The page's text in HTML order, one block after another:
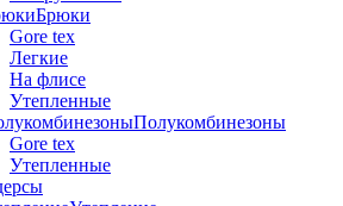
Брюки
Gore tex
Легкие
На флисе
Утепленные
Полукомбинезоны
Gore tex
Утепленные